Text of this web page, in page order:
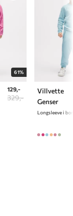
61%
129,-
329,-
Villvette
Genser
Longsleeve i